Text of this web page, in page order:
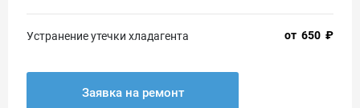
Устранение утечки хладагента от 650 ₽
Заявка на ремонт